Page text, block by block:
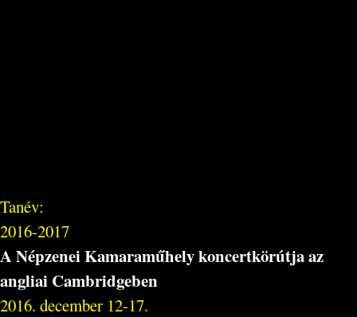
Tanév:
2016-2017
A Népzenei Kamaraműhely koncertkörútja az
angliai Cambridgeben
2016. december 12-17.